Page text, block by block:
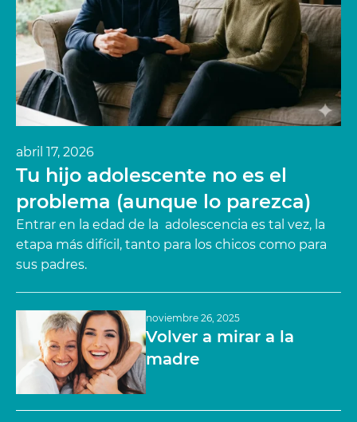
abril 17, 2026
Tu hijo adolescente no es el
problema (aunque lo parezca)
Entrar en la edad de la adolescencia es tal vez, la
etapa más difícil, tanto para los chicos como para
sus padres.
noviembre 26, 2025
Volver a mirar a la
madre